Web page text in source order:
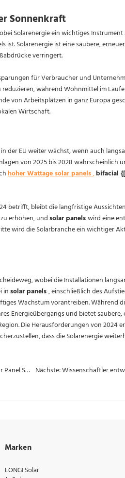
Sonnenkraft
Solarenergie ein wichtiges Instrument
Solarenergie ist eine saubere,
verringert.
für Verbraucher und
während Wohnmittel im
von Arbeitsplätzen in ganz Europa
Wirtschaft.
EU weiter wächst, wenn auch
von 2025 bis 2028 wahrscheinlich
hoher Wattage solar panels,bifacial
betrifft, bleibt die langfristige
erhöhen, undsolar panelswird eine
wird die Solarbranche ein wichtiger
wobei die Installationen
insolar panels, einschließlich des
Wachstum vorantreiben. Während
Energieübergangs und bietet
Die Herausforderungen von 2024
dass die Solarenergie
Vorherige: So wählen Sie den besten Ort für Ihr System Solar Panel System Ein Leitfaden zum Bau von Solar- oder Windparks
Marken
LONGI Solar